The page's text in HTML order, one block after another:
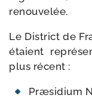
renouvelée.
Le District de
étaient
plus récent :
Præsidium